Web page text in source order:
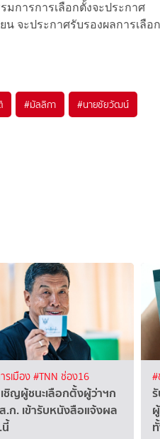
การการเลือกตั้งจะประกาศ
จะประกาศรับรองผลการเลือ
#มัลลิกา #นายชัยวัฒน์
รเมือง#TNN ช่อง16
ชิญผู้ชนะเลือกตั้งผู้ว่าฯก
.ก. เข้ารับหนังสือแจ้งผล
#